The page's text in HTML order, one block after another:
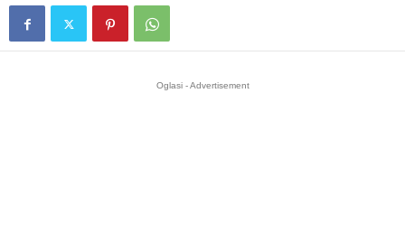
Oglasi - Advertisement